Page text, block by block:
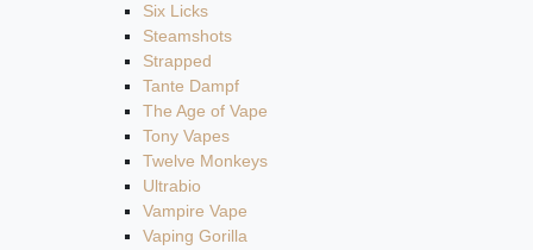
Six Licks
Steamshots
Strapped
Tante Dampf
The Age of Vape
Tony Vapes
Twelve Monkeys
Ultrabio
Vampire Vape
Vaping Gorilla